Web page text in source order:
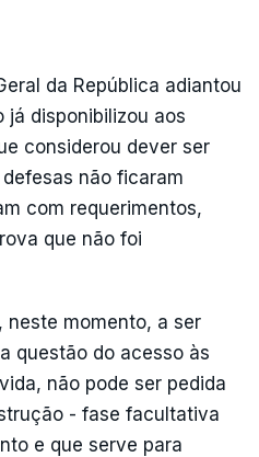
da República adiantou
já disponibilizou aos
considerou dever ser
não ficaram
com requerimentos,
que não foi
neste momento, a ser
questão do acesso às
não pode ser pedida
- fase facultativa
e que serve para